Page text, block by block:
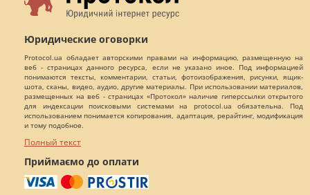
Юридические оговорки
Protocol.ua обладает авторскими правами на информацию, размещенную на
веб - страницах данного ресурса, если не указано иное. Под информацией
понимаются тексты, комментарии, статьи, фотоизображения, рисунки, ящик-
шота, сканы, видео, аудио, другие материалы. При использовании материалов,
размещенных на веб - страницах «Протокол» наличие гиперссылки открытого
для индексации поисковыми системами на protocol.ua обязательна. Под
использованием понимается копирования, адаптация, рерайтинг, модификация
и тому подобное.
Полный текст
Приймаємо до оплати